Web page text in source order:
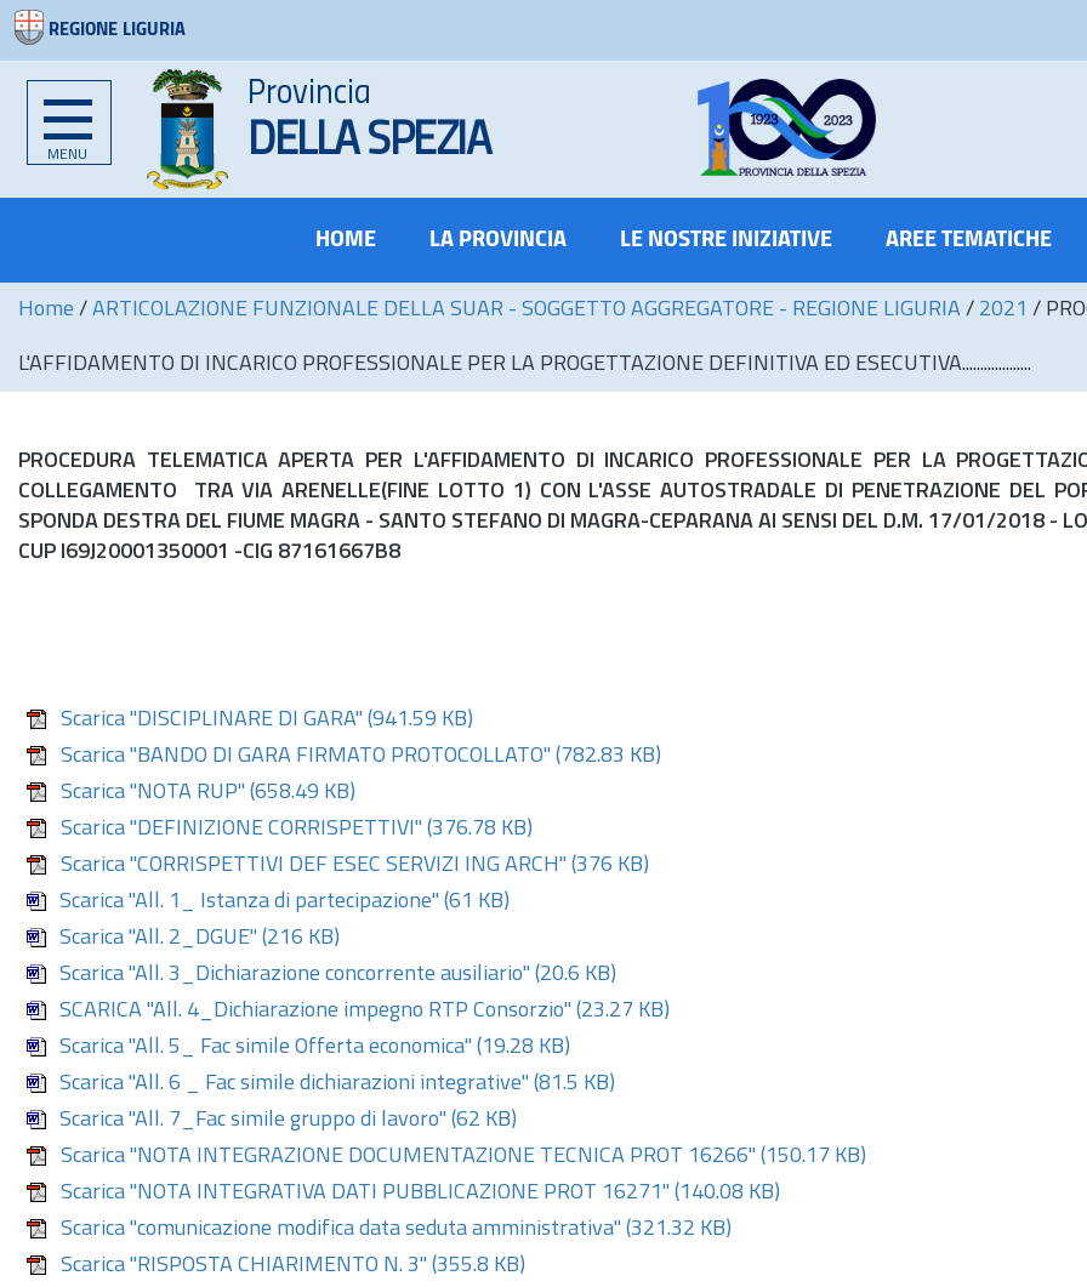
REGIONE LIGURIA
MENU
Provincia
DELLA SPEZIA
HOME LA PROVINCIA LE NOSTRE INIZIATIVE AREE TEMATICHE
Home / ARTICOLAZIONE FUNZIONALE DELLA SUAR - SOGGETTO AGGREGATORE - REGIONE LIGURIA / 2021 /
L'AFFIDAMENTO DI INCARICO PROFESSIONALE PER LA PROGETTAZIONE DEFINITIVA ED ESECUTIVA...................
PROCEDURA TELEMATICA APERTA PER L'AFFIDAMENTO DI INCARICO PROFESSIONALE PER LA
COLLEGAMENTO TRA VIA ARENELLE(FINE LOTTO 1) CON L'ASSE AUTOSTRADALE DI PENETRAZIONE DEL
SPONDA DESTRA DEL FIUME MAGRA - SANTO STEFANO DI MAGRA-CEPARANA AI SENSI DEL D.M. 17/01/2018 -
CUP I69J20001350001 -CIG 87161667B8
Scarica "DISCIPLINARE DI GARA" (941.59 KB)
Scarica "BANDO DI GARA FIRMATO PROTOCOLLATO" (782.83 KB)
Scarica "NOTA RUP" (658.49 KB)
Scarica "DEFINIZIONE CORRISPETTIVI" (376.78 KB)
Scarica "CORRISPETTIVI DEF ESEC SERVIZI ING ARCH" (376 KB)
Scarica "All. 1_ Istanza di partecipazione" (61 KB)
Scarica "All. 2_DGUE" (216 KB)
Scarica "All. 3_Dichiarazione concorrente ausiliario" (20.6 KB)
SCARICA "All. 4_Dichiarazione impegno RTP Consorzio" (23.27 KB)
Scarica "All. 5_ Fac simile Offerta economica" (19.28 KB)
Scarica "All. 6 _ Fac simile dichiarazioni integrative" (81.5 KB)
Scarica "All. 7_Fac simile gruppo di lavoro" (62 KB)
Scarica "NOTA INTEGRAZIONE DOCUMENTAZIONE TECNICA PROT 16266" (150.17 KB)
Scarica "NOTA INTEGRATIVA DATI PUBBLICAZIONE PROT 16271" (140.08 KB)
Scarica "comunicazione modifica data seduta amministrativa" (321.32 KB)
Scarica "RISPOSTA CHIARIMENTO N. 3" (355.8 KB)